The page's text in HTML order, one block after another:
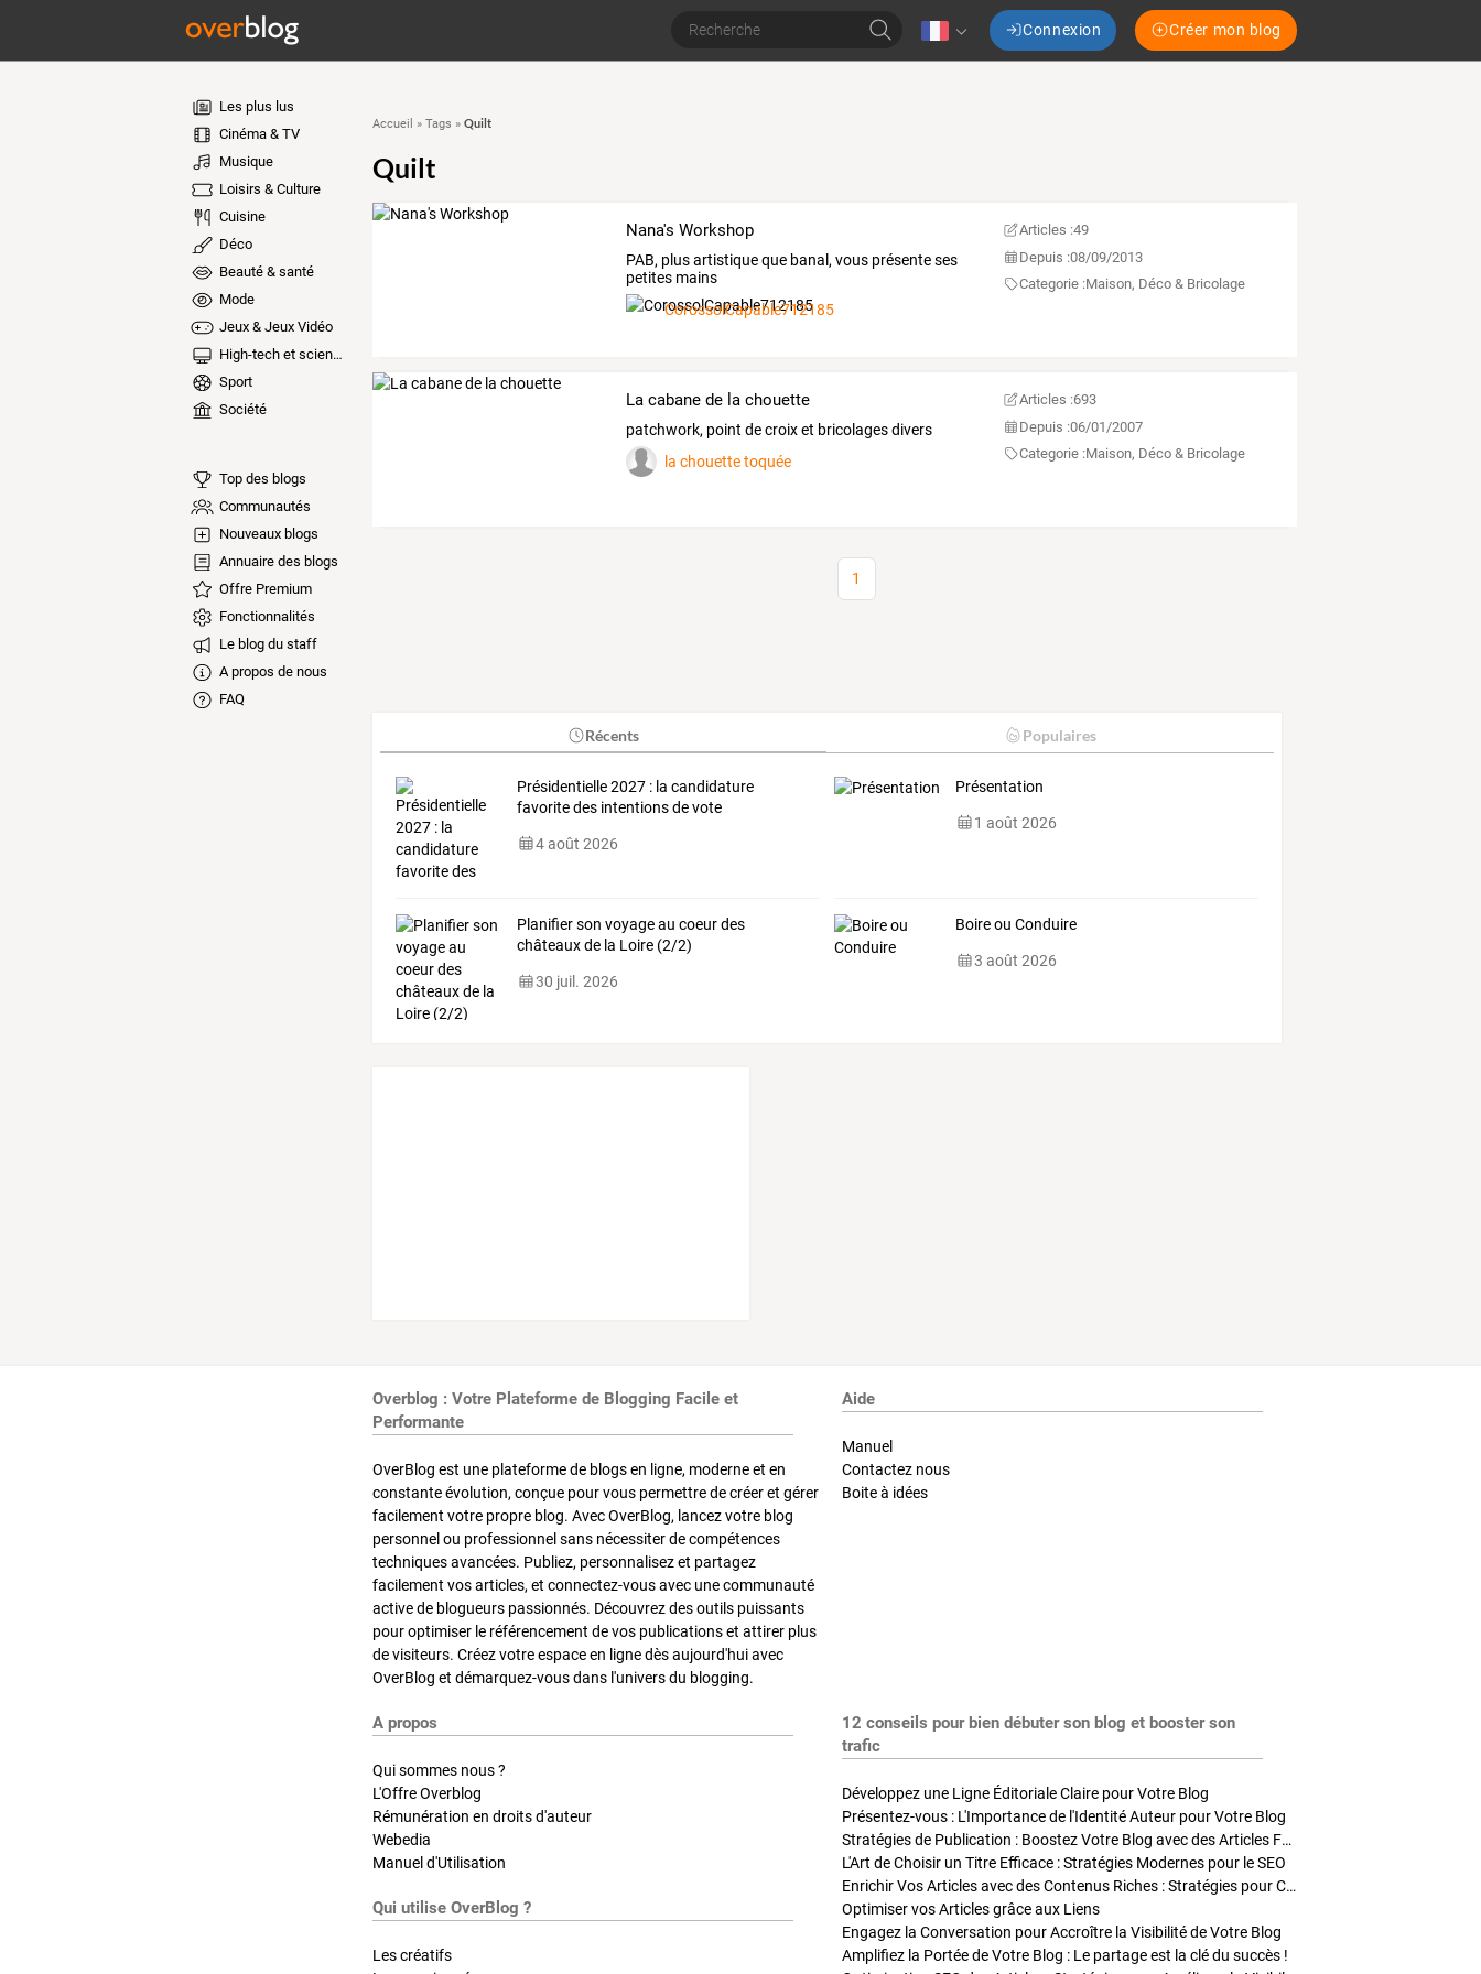
Connexion Créer mon blog
Les plus lus
Cinéma & TV
Musique
Loisirs & Culture
Cuisine
Déco
Beauté & santé
Mode
Jeux & Jeux Vidéo
High-tech et sciences
Sport
Société
Top des blogs
Communautés
Nouveaux blogs
Annuaire des blogs
Offre Premium
Fonctionnalités
Le blog du staff
A propos de nous
FAQ
Accueil » Tags » Quilt
Quilt
Nana's Workshop
PAB, plus artistique que banal, vous présente ses
petites mains
CorossolCapable712185
Articles :49
Depuis :08/09/2013
Categorie :Maison, Déco & Bricolage
La cabane de la chouette
patchwork, point de croix et bricolages divers
la chouette toquée
Articles :693
Depuis :06/01/2007
Categorie :Maison, Déco & Bricolage
1
Récents Populaires
Présidentielle 2027 : la candidature
favorite des intentions de vote
4 août 2026
Présentation
1 août 2026
Planifier son voyage au coeur des
châteaux de la Loire (2/2)
30 juil. 2026
Boire ou Conduire
3 août 2026
Overblog : Votre Plateforme de Blogging Facile et
Performante
OverBlog est une plateforme de blogs en ligne, moderne et en
constante évolution, conçue pour vous permettre de créer et gérer
facilement votre propre blog. Avec OverBlog, lancez votre blog
personnel ou professionnel sans nécessiter de compétences
techniques avancées. Publiez, personnalisez et partagez
facilement vos articles, et connectez-vous avec une communauté
active de blogueurs passionnés. Découvrez des outils puissants
pour optimiser le référencement de vos publications et attirer plus
de visiteurs. Créez votre espace en ligne dès aujourd'hui avec
OverBlog et démarquez-vous dans l'univers du blogging.
Aide
Manuel
Contactez nous
Boite à idées
A propos
Qui sommes nous ?
L'Offre Overblog
Rémunération en droits d'auteur
Webedia
Manuel d'Utilisation
Qui utilise OverBlog ?
Les créatifs
12 conseils pour bien débuter son blog et booster son
trafic
Développez une Ligne Éditoriale Claire pour Votre Blog
Présentez-vous : L'Importance de l'Identité Auteur pour Votre Blog
Stratégies de Publication : Boostez Votre Blog avec des Articles Fréquents et Exclusifs
L'Art de Choisir un Titre Efficace : Stratégies Modernes pour le SEO
Enrichir Vos Articles avec des Contenus Riches : Stratégies pour Captiver et Optimiser
Optimiser vos Articles grâce aux Liens
Engagez la Conversation pour Accroître la Visibilité de Votre Blog
Amplifiez la Portée de Votre Blog : Le partage est la clé du succès !